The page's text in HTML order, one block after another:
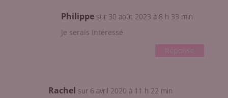
Philippe sur 30 août 2023 à 8 h 33 min
Je serais Intéressé
Réponse
Rachel sur 6 avril 2020 à 11 h 22 min